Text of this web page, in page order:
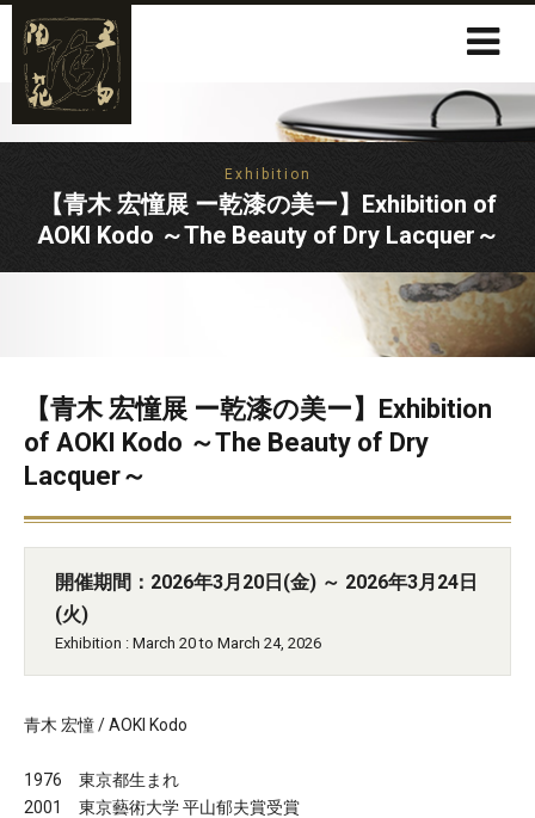
Exhibition
【青木 宏憧展 ー乾漆の美ー】Exhibition of
AOKI Kodo ～The Beauty of Dry Lacquer～
【青木 宏憧展 ー乾漆の美ー】Exhibition
of AOKI Kodo ～The Beauty of Dry
Lacquer～
開催期間：2026年3月20日(金) ～ 2026年3月24日
(火)
Exhibition : March 20 to March 24, 2026
青木 宏憧 / AOKI Kodo
1976 東京都生まれ
2001 東京藝術大学 平山郁夫賞受賞